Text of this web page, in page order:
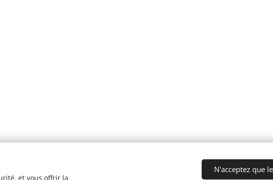
et vous offrir la
N'acceptez que